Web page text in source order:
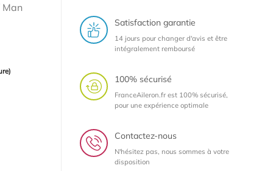
Satisfaction garantie
14 jours pour changer d'avis et être
intégralement remboursé
100% sécurisé
FranceAileron.fr est 100% sécurisé,
pour une expérience optimale
Contactez-nous
N'hésitez pas, nous sommes à votre
disposition